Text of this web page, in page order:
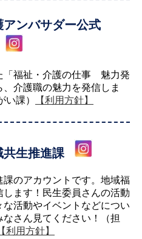
アンバサダー公式
「福祉・介護の仕事 魅力発
介護職の魅力を発信しま
課）
【利用方針】
共生推進課
のアカウントです。地域福
ます！民生委員さんの活動
な活動やイベントなどについ
さん見てください！（担
【利用方針】